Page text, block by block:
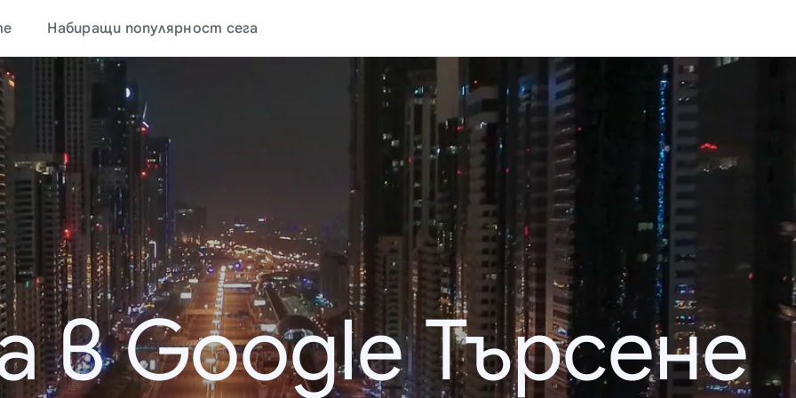
Набиращи популярност сега
в Google Търсене